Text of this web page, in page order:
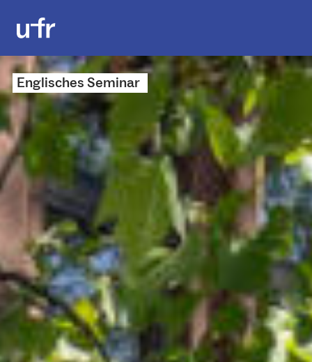
Englisches Seminar